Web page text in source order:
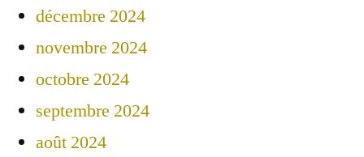
décembre 2024
novembre 2024
octobre 2024
septembre 2024
août 2024